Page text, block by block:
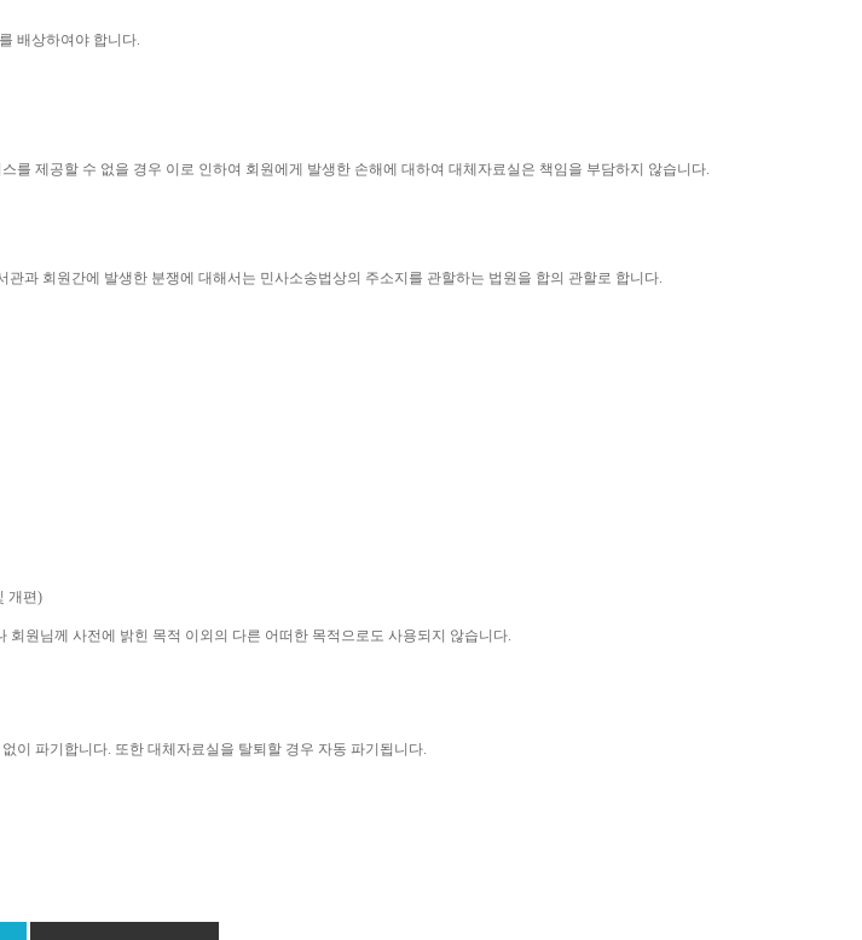
배상하여야 합니다.
를 제공할 수 없을 경우 이로 인하여 회원에게 발생한 손해에 대하여 대체자료실은 책임을 부담하지 않습니다.
관과 회원간에 발생한 분쟁에 대해서는 민사소송법상의 주소지를 관할하는 법원을 합의 관할로 합니다.
개편)
원님께 사전에 밝힌 목적 이외의 다른 어떠한 목적으로도 사용되지 않습니다.
이 파기합니다. 또한 대체자료실을 탈퇴할 경우 자동 파기됩니다.